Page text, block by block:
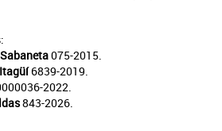
Sabaneta075-2015.
Itagüí6839-2019.
2022.
843-2026.